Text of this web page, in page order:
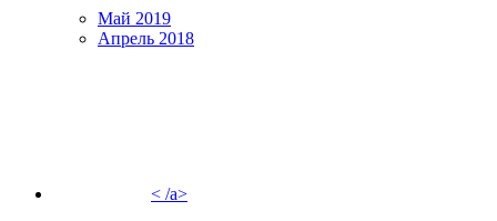
Май 2019
Апрель 2018
< /a>